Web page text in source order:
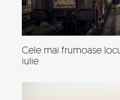
Cele mai frumoase
iulie